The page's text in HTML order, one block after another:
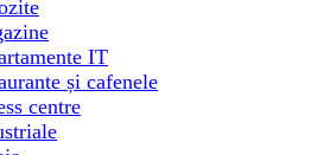
IT
și cafenele
centre